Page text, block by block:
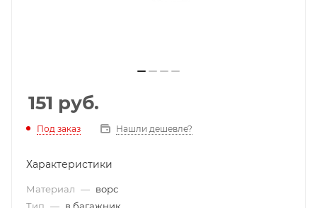
151 руб.
Под заказ Нашли дешевле?
Характеристики
Материал — ворс